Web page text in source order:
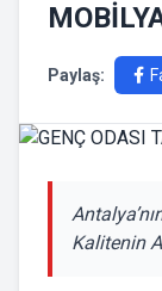
Paylaş:
Kalitenin